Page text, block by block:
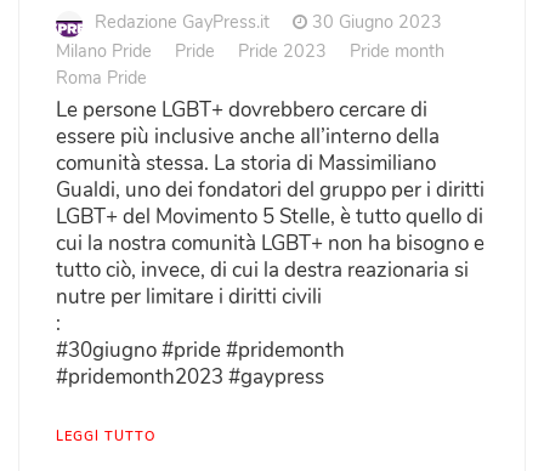
Redazione GayPress.it
30 Giugno 2023
Milano Pride
Pride Pride 2023
Pride month
Roma Pride
Le persone LGBT+ dovrebbero cercare di
essere più inclusive anche all’interno della
comunità stessa. La storia di Massimiliano
Gualdi, uno dei fondatori del gruppo per i diritti
LGBT+ del Movimento 5 Stelle, è tutto quello di
cui la nostra comunità LGBT+ non ha bisogno e
tutto ciò, invece, di cui la destra reazionaria si
nutre per limitare i diritti civili
:
#30giugno #pride #pridemonth
#pridemonth2023 #gaypress
LEGGI TUTTO